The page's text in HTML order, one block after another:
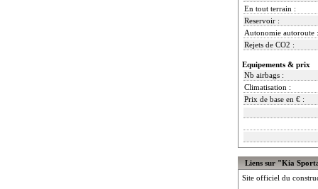
En tout terrain :
Reservoir :
Autonomie autoroute :
Rejets de CO2 :
Equipements & prix
Nb airbags :
Climatisation :
Prix de base en € :
Liens sur "Kia
Site officiel du